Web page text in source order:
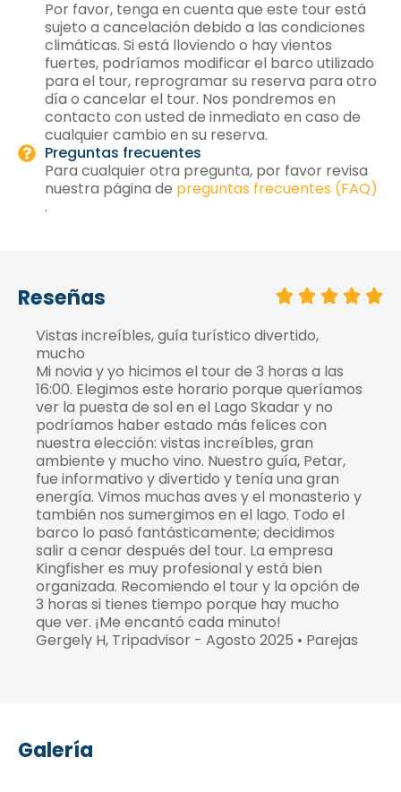
Por favor, tenga en cuenta que este tour está
sujeto a cancelación debido a las condiciones
climáticas. Si está lloviendo o hay vientos
fuertes, podríamos modificar el barco utilizado
para el tour, reprogramar su reserva para otro
día o cancelar el tour. Nos pondremos en
contacto con usted de inmediato en caso de
cualquier cambio en su reserva.
Preguntas frecuentes
Para cualquier otra pregunta, por favor revisa
nuestra página de preguntas frecuentes (FAQ)
.
Reseñas
Vistas increíbles, guía turístico divertido,
mucho
Mi novia y yo hicimos el tour de 3 horas a las
16:00. Elegimos este horario porque queríamos
ver la puesta de sol en el Lago Skadar y no
podríamos haber estado más felices con
nuestra elección: vistas increíbles, gran
ambiente y mucho vino. Nuestro guía, Petar,
fue informativo y divertido y tenía una gran
energía. Vimos muchas aves y el monasterio y
también nos sumergimos en el lago. Todo el
barco lo pasó fantásticamente; decidimos
salir a cenar después del tour. La empresa
Kingfisher es muy profesional y está bien
organizada. Recomiendo el tour y la opción de
3 horas si tienes tiempo porque hay mucho
que ver. ¡Me encantó cada minuto!
Gergely H, Tripadvisor - Agosto 2025 • Parejas
Galería